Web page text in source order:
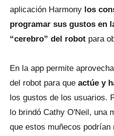
aplicación Harmony los
programar sus gustos en
“cerebro” del robot para
En la app permite
del robot para que actúe y
los gustos de los usuarios.
lo brindó Cathy O'Neil, una
que estos muñecos